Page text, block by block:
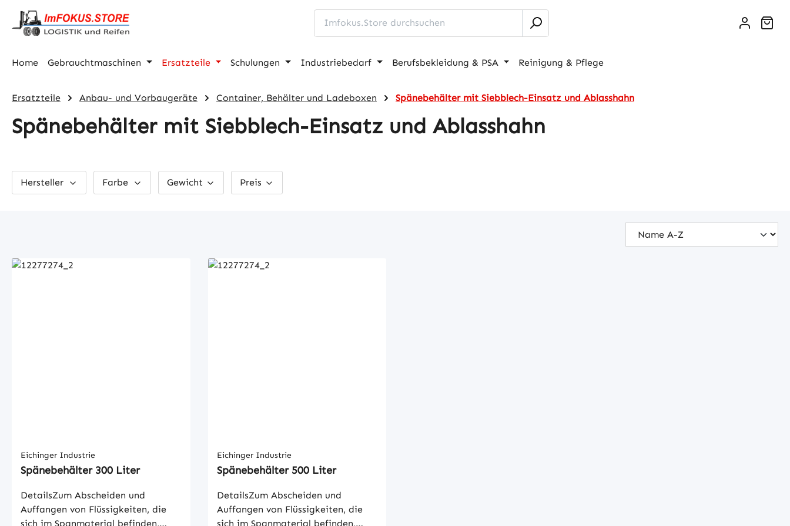
Hauptinhalt springen
Zur Suche springen
Zur Hauptnavigation springen
Home Gebrauchtmaschinen Ersatzteile Schulungen Industriebedarf Berufsbekleidung & PSA Reinigung & Pflege
Ersatzteile Anbau- und Vorbaugeräte Container, Behälter und Ladeboxen Spänebehälter mit Siebblech-Einsatz und Ablasshahn
Spänebehälter mit Siebblech-Einsatz und Ablasshahn
Hersteller Farbe Gewicht Preis
Eichinger Industrie
Spänebehälter 300 Liter
DetailsZum Abscheiden und
Auffangen von Flüssigkeiten, die
sich im Spanmaterial befinden,
Eichinger Industrie
Spänebehälter 500 Liter
DetailsZum Abscheiden und
Auffangen von Flüssigkeiten, die
sich im Spanmaterial befinden,